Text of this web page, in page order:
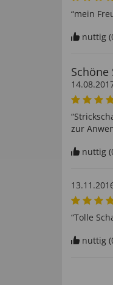
“mein
nuttig (
Schöne
zur
nuttig (
“Tolle
nuttig (